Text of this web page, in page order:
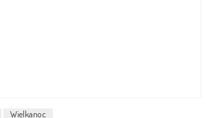
Wielkanoc